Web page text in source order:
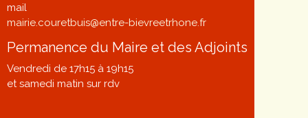
mail
mairie.couretbuis@entre-bievreetrhone.fr
Permanence du Maire et des Adjoints
Vendredi de 17h15 à 19h15
et samedi matin sur rdv